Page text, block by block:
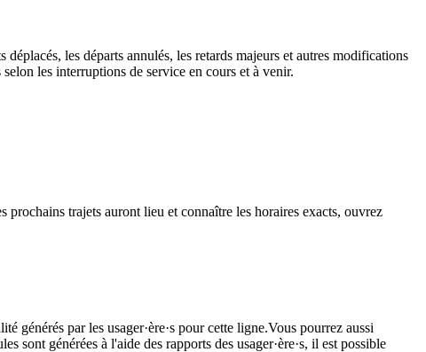
les départs annulés, les retards majeurs et autres modifications
les interruptions de service en cours et à venir.
trajets auront lieu et connaître les horaires exacts, ouvrez
générés par les usager·ère·s pour cette ligne.Vous pourrez aussi
sont générées à l'aide des rapports des usager·ère·s, il est possible